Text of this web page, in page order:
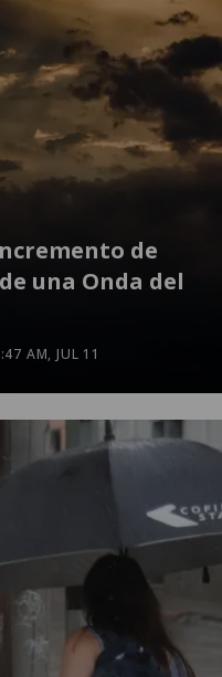
de
una Onda del
AM, JUL 11